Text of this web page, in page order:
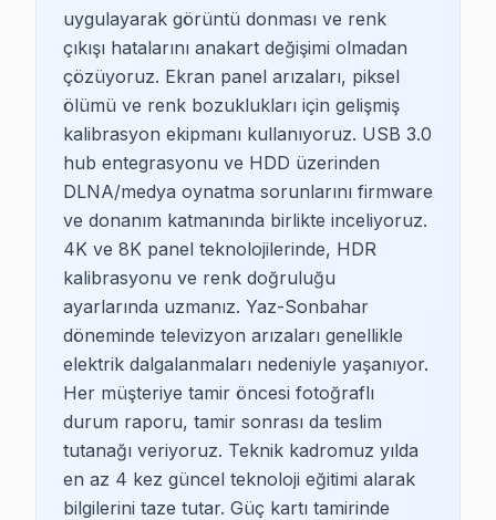
Ataşehir Sony TV Servis
Sony TV kullanıcıları, genellikle yüksek kaliteli
Ataşehir Philips TV Servis
Philips TV sahipleri, genellikle modern tasarımlar ve
Ataşehir Arçelik TV Servis
Arçelik TV’ler, genellikle yerli marka tercih eden
Ataşehir Beko TV Servis
Beko TV kullanıcıları, genellikle ekonomik fiyatlı ve
Ataşehir Vestel TV Servis
Vestel TV sahibi olan Ataşehir sakinleri, özellikle
Ataşehir Grundig TV Servis
uygulayarak görüntü donması ve renk
çıkışı hatalarını anakart değişimi olmadan
çözüyoruz. Ekran panel arızaları, piksel
ölümü ve renk bozuklukları için gelişmiş
kalibrasyon ekipmanı kullanıyoruz. USB 3.0
hub entegrasyonu ve HDD üzerinden
DLNA/medya oynatma sorunlarını firmware
ve donanım katmanında birlikte inceliyoruz.
4K ve 8K panel teknolojilerinde, HDR
kalibrasyonu ve renk doğruluğu
ayarlarında uzmanız. Yaz-Sonbahar
döneminde televizyon arızaları genellikle
elektrik dalgalanmaları nedeniyle yaşanıyor.
Her müşteriye tamir öncesi fotoğraflı
durum raporu, tamir sonrası da teslim
tutanağı veriyoruz. Teknik kadromuz yılda
en az 4 kez güncel teknoloji eğitimi alarak
bilgilerini taze tutar. Güç kartı tamirinde